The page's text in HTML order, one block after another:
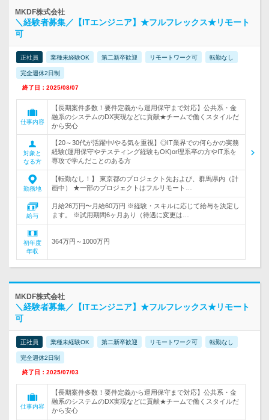
MKDF株式会社
＼経験者募集／【ITエンジニア】★フルフレックス★リモート
可
正社員 業種未経験OK 第二新卒歓迎 リモートワーク可 転勤なし
完全週休2日制
終了日：2025/08/07
仕事内容
【長期案件多数！要件定義から運用保守まで対応】公共系・金
融系のシステムのDX実現などに貢献★チームで働くスタイルだ
から安心
対象と
なる方
【20～30代が活躍中/やる気を重視】◎IT業界での何らかの実務
経験(運用保守やテスティング経験もOK)or理系卒の方やIT系を
専攻で学んだことのある方
勤務地
【転勤なし！】 東京都のプロジェクト先および、群馬県内（計
画中） ★一部のプロジェクトはフルリモート…
給与
月給26万円〜月給60万円 ※経験・スキルに応じて給与を決定し
ます。 ※試用期間6ヶ月あり（待遇に変更は…
初年度
年収
364万円～1000万円
MKDF株式会社
＼経験者募集／【ITエンジニア】★フルフレックス★リモート
可
正社員 業種未経験OK 第二新卒歓迎 リモートワーク可 転勤なし
完全週休2日制
終了日：2025/07/03
仕事内容
【長期案件多数！要件定義から運用保守まで対応】公共系・金
融系のシステムのDX実現などに貢献★チームで働くスタイルだ
から安心